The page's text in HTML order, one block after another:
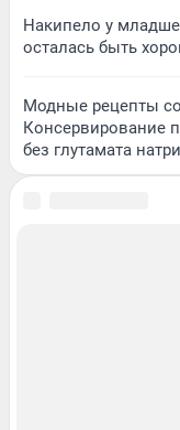
Накипело у
осталась быть
Модные рецепты
Консервирование
без глутамата